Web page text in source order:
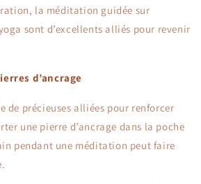
la méditation guidée sur
sont d’excellents alliés pour revenir
d’ancrage
de précieuses alliées pour renforcer
une pierre d’ancrage dans la poche
pendant une méditation peut faire